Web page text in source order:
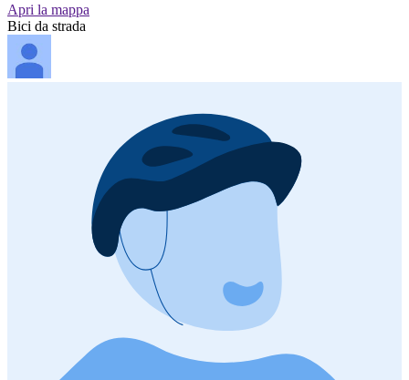
Apri la mappa
Bici da strada